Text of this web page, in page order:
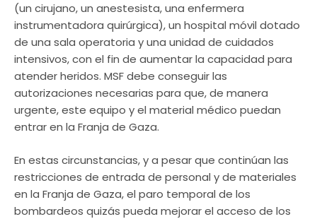
(un cirujano, un anestesista, una enfermera
instrumentadora quirúrgica), un hospital móvil dotado
de una sala operatoria y una unidad de cuidados
intensivos, con el fin de aumentar la capacidad para
atender heridos. MSF debe conseguir las
autorizaciones necesarias para que, de manera
urgente, este equipo y el material médico puedan
entrar en la Franja de Gaza.
En estas circunstancias, y a pesar que continúan las
restricciones de entrada de personal y de materiales
en la Franja de Gaza, el paro temporal de los
bombardeos quizás pueda mejorar el acceso de los